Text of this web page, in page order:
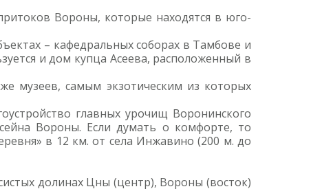
Вороны, которые находятся в юго-
– кафедральных соборах в Тамбове и
и дом купца Асеева, расположенный в
музеев, самым экзотическим из которых
главных урочищ Воронинского
Вороны. Если думать о комфорте, то
в 12 км. от села Инжавино (200 м. до
долинах Цны (центр), Вороны (восток)